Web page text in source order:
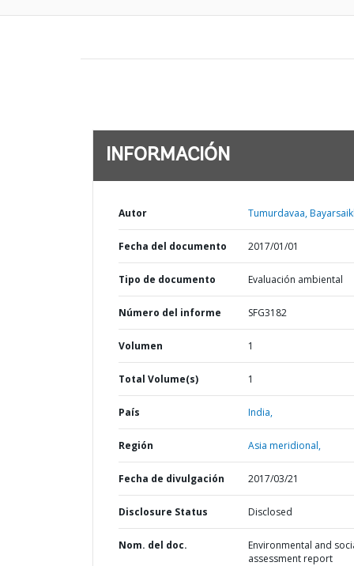
INFORMACIÓN
Autor Tumurdavaa,
Fecha del documento 2017/01/01
Tipo de documento Evaluación ambiental
Número del informe SFG3182
Volumen 1
Total Volume(s) 1
País India,
Región Asia meridional,
Fecha de divulgación 2017/03/21
Disclosure Status Disclosed
Nom. del doc.
Environmental and
assessment report